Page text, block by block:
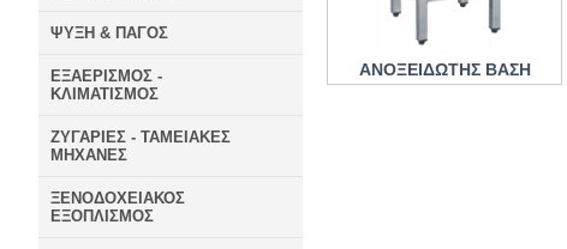
ΨΥΞΗ & ΠΑΓΟΣ
ΕΞΑΕΡΙΣΜΟΣ -
ΚΛΙΜΑΤΙΣΜΟΣ
ΖΥΓΑΡΙΕΣ - ΤΑΜΕΙΑΚΕΣ
ΜΗΧΑΝΕΣ
ΞΕΝΟΔΟΧΕΙΑΚΟΣ
ΕΞΟΠΛΙΣΜΟΣ
ΑΝΟΞΕΙΔΩΤΗΣ ΒΑΣΗ